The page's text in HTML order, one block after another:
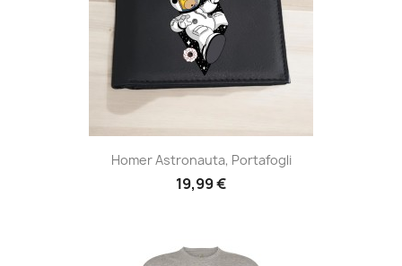
Homer Astronauta, Portafogli
19,99 €